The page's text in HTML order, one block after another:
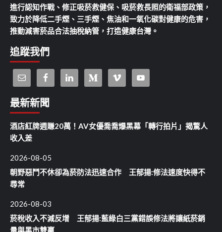
進行認知作戰、修正吸菸救健保、吸菸救長照的衛福部政策，
致力於降低二手煙、三手煙、焦油和一氧化碳對健康的危害，
推動減害菸品合法抽稅納管，打造健康台灣。
追蹤我們
最新新聞
酒店紅牌週賺20萬！AV女優喬喬爆黑幕「轉行拍片」揭驚人
收入差
2026-08-05
朝野惡鬥不休卻為菸防法迅速合作 王郁揚:修法速度快得不
尋常
2026-08-03
菸稅收入不減反增 王郁揚:藍綠白三黨錯誤修法將讓紙菸銷
量與黑市雙贏